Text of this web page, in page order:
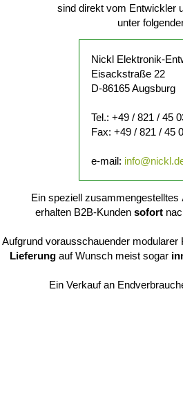
sind direkt vom Entwickler
unter
Nickl Elektronik-
Eisackstraße 22
D-86165 Augsburg
Tel.: +49 / 821 / 45
Fax: +49 / 821 / 45
e-mail:
Ein speziell zusammengestelltes
erhalten B2B-Kunden sofort
Aufgrund vorausschauender modularer
Lieferungauf Wunsch meist sogar
Ein Verkauf an